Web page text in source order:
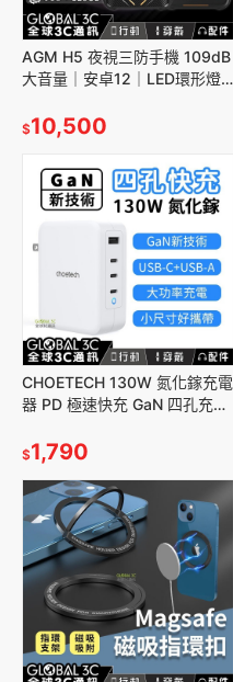
AGM H5 夜視三防手機 109dB
大音量｜安卓12｜LED環形燈
6.51吋螢幕
$10,500
CHOETECH 130W 氮化鎵充電
器 PD 極速快充 GaN 四孔充電
$1,790